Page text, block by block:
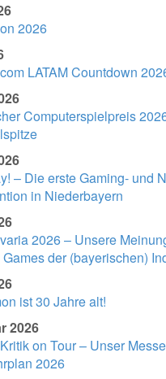
2026
LATAM Countdown
Computerspielpreis
– Die erste Gaming- und
in Niederbayern
2026 – Unsere
der (bayerischen)
ist 30 Jahre alt!
2026
on Tour – Unser
2026